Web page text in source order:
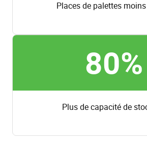
Places de palettes
80%
Plus de capacité de